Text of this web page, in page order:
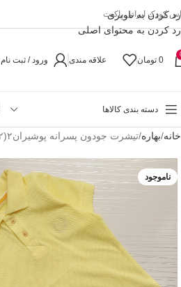
رد کردن به ناوبری
رد کردن به محتوای اصلی
کودک ایرانی پاکیت
0 تومان علاقه مندی ورود / ثبت نام
دسته بندی کالاها
خانه بهاره تیشرت جودون پسرانه پوشیران۲(۲ تا ۱۴ سال)
ناموجود